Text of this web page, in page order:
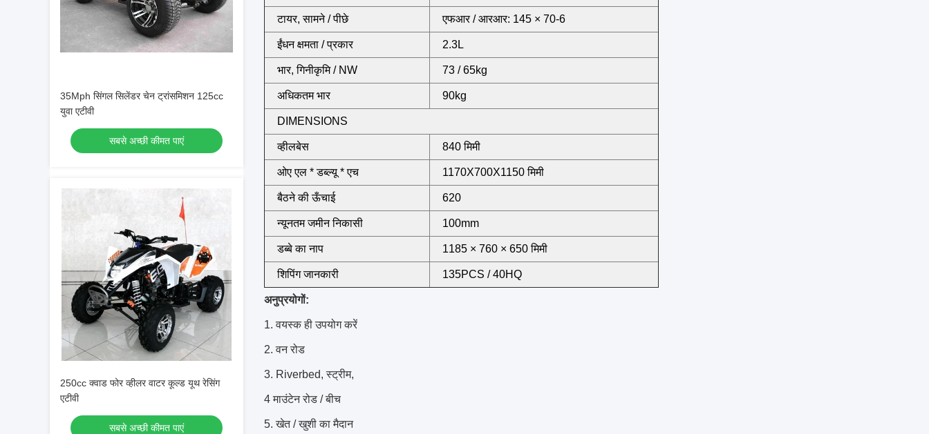
35Mph सिंगल सिलेंडर चेन ट्रांसमिशन 125cc
युवा एटीवी
सबसे अच्छी कीमत पाएं
250cc क्वाड फोर व्हीलर वाटर कूल्ड यूथ रेसिंग
एटीवी
सबसे अच्छी कीमत पाएं
टायर, सामने / पीछे एफआर / आरआर: 145 × 70-6
ईंधन क्षमता / प्रकार 2.3L
भार, गिनीकृमि / NW 73 / 65kg
अधिकतम भार 90kg
DIMENSIONS
व्हीलबेस 840 मिमी
ओए एल * डब्ल्यू * एच 1170X700X1150 मिमी
बैठने की ऊँचाई 620
न्यूनतम जमीन निकासी 100mm
डब्बे का नाप 1185 × 760 × 650 मिमी
शिपिंग जानकारी 135PCS / 40HQ
अनुप्रयोगों:
1. वयस्क ही उपयोग करें
2. वन रोड
3. Riverbed, स्ट्रीम,
4 माउंटेन रोड / बीच
5. खेत / खुशी का मैदान